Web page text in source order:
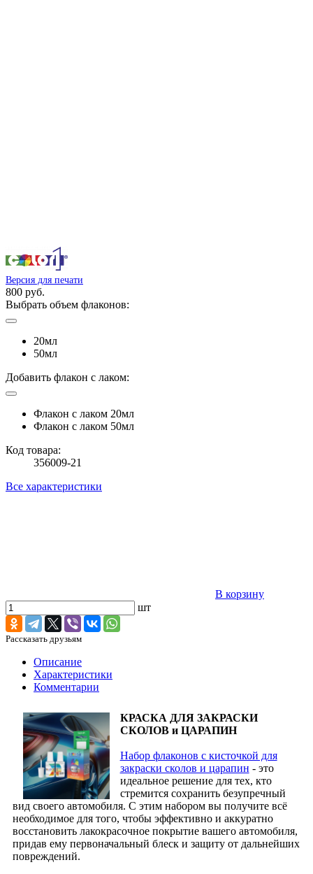
Версия для печати
800 руб.
Выбрать объем флаконов:
20мл
50мл
Добавить флакон с лаком:
Флакон с лаком 20мл
Флакон с лаком 50мл
Код товара:
356009-21
Все характеристики
В корзину
шт
Рассказать друзьям
Описание
Характеристики
Комментарии
КРАСКА ДЛЯ ЗАКРАСКИ
СКОЛОВ и ЦАРАПИН
Набор флаконов с кисточкой для
закраски сколов и царапин - это
идеальное решение для тех, кто
стремится сохранить безупречный
вид своего автомобиля. С этим набором вы получите всё
необходимое для того, чтобы эффективно и аккуратно
восстановить лакокрасочное покрытие вашего автомобиля,
придав ему первоначальный блеск и защиту от дальнейших
повреждений.